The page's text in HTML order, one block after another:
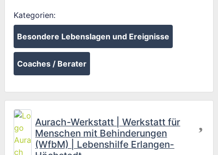
Kategorien:
Besondere Lebenslagen und Ereignisse
Coaches / Berater
Aurach-Werkstatt | Werkstatt für
Menschen mit Behinderungen
(WfbM) | Lebenshilfe Erlangen-